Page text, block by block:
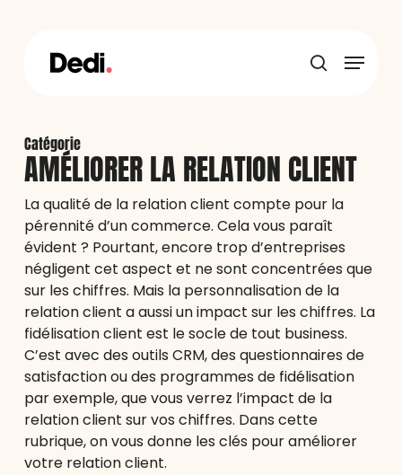
recherche
Menu
Catégorie
AMÉLIORER LA RELATION CLIENT
La qualité de la relation client compte pour la
pérennité d’un commerce. Cela vous paraît
évident ? Pourtant, encore trop d’entreprises
négligent cet aspect et ne sont concentrées que
sur les chiffres. Mais la personnalisation de la
relation client a aussi un impact sur les chiffres. La
fidélisation client est le socle de tout business.
C’est avec des outils CRM, des questionnaires de
satisfaction ou des programmes de fidélisation
par exemple, que vous verrez l’impact de la
relation client sur vos chiffres. Dans cette
rubrique, on vous donne les clés pour améliorer
votre relation client.